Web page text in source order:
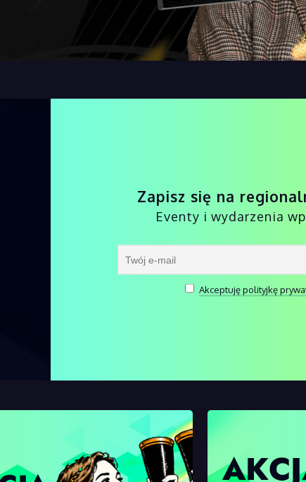
Zapisz się na
Eventy i wydarzenia
Akceptuję polityjkę